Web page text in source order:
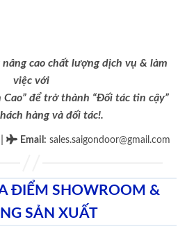
cao chất lượng dịch vụ & làm
việc với
Cao” để trở thành “Đối tác tin cậy”
hàng và đối tác!.
Email : sales.saigondoor@gmail.com
ĐIỂM SHOWROOM &
SẢN XUẤT